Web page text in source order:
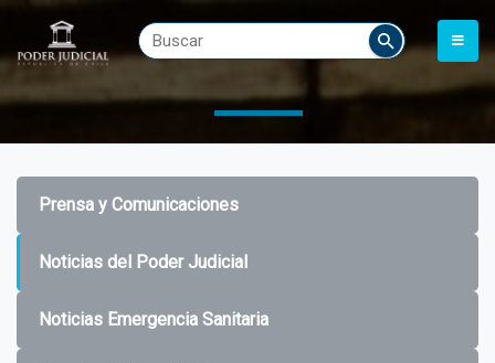
Prensa y Comunicaciones
Noticias del Poder Judicial
Noticias Emergencia Sanitaria